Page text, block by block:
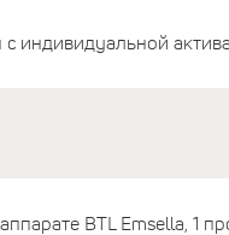
индивидуальной
BTL Emsella, 1